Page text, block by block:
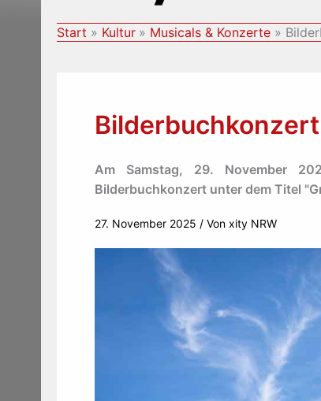
Start Kultur Musicals & Konzerte
Am Samstag, 29. November
Bilderbuchkonzert unter dem Titel
27. November 2025 / Von xity NRW